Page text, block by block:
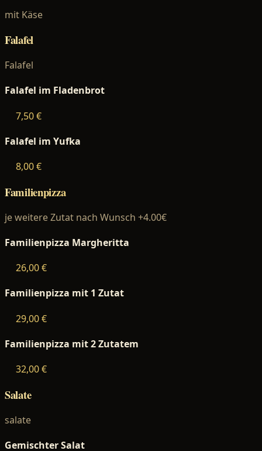
mit Käse
Falafel
Falafel
Falafel im Fladenbrot
7,50 €
Falafel im Yufka
8,00 €
Familienpizza
je weitere Zutat nach Wunsch +4.00€
Familienpizza Margheritta
26,00 €
Familienpizza mit 1 Zutat
29,00 €
Familienpizza mit 2 Zutatem
32,00 €
Salate
salate
Gemischter Salat